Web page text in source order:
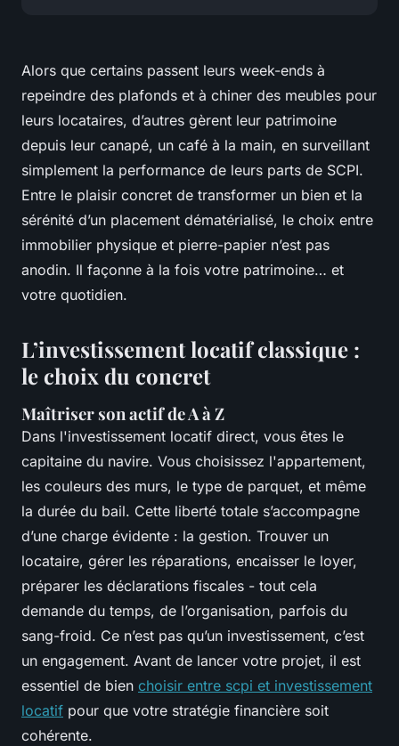
Alors que certains passent leurs week-ends à
repeindre des plafonds et à chiner des meubles pour
leurs locataires, d’autres gèrent leur patrimoine
depuis leur canapé, un café à la main, en surveillant
simplement la performance de leurs parts de SCPI.
Entre le plaisir concret de transformer un bien et la
sérénité d’un placement dématérialisé, le choix entre
immobilier physique et pierre-papier n’est pas
anodin. Il façonne à la fois votre patrimoine… et
votre quotidien.
L’investissement locatif classique :
le choix du concret
Maîtriser son actif de A à Z
Dans l'investissement locatif direct, vous êtes le
capitaine du navire. Vous choisissez l'appartement,
les couleurs des murs, le type de parquet, et même
la durée du bail. Cette liberté totale s’accompagne
d’une charge évidente : la gestion. Trouver un
locataire, gérer les réparations, encaisser le loyer,
préparer les déclarations fiscales - tout cela
demande du temps, de l’organisation, parfois du
sang-froid. Ce n’est pas qu’un investissement, c’est
un engagement. Avant de lancer votre projet, il est
essentiel de bien choisir entre scpi et investissement
locatif pour que votre stratégie financière soit
cohérente.